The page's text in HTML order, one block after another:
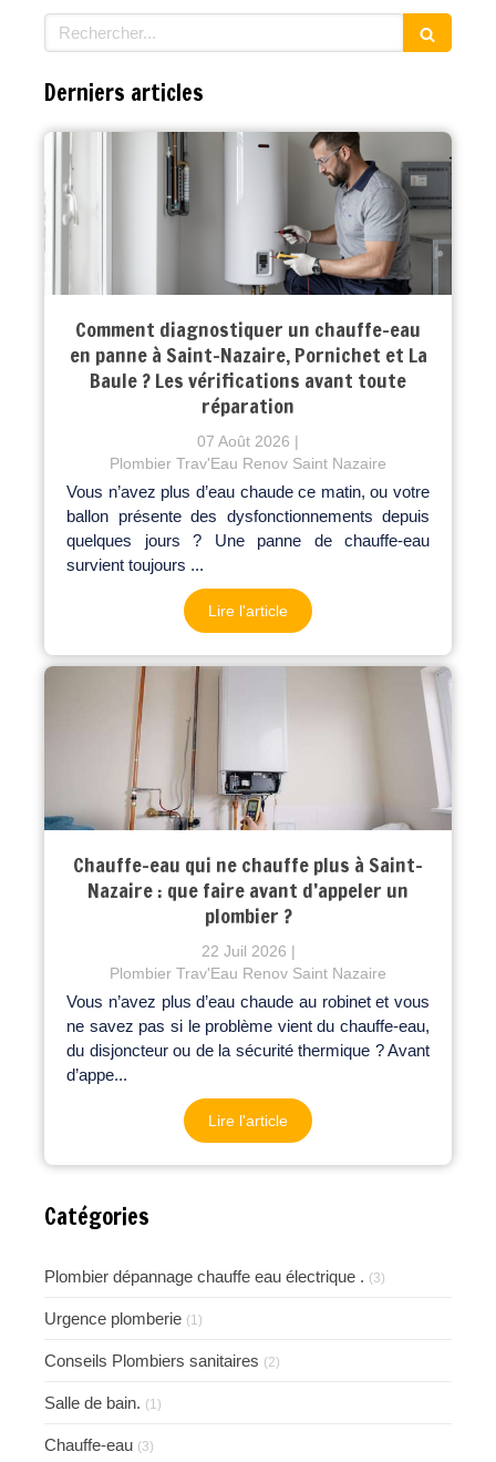
Rechercher
Derniers articles
Comment diagnostiquer un chauffe-eau
en panne à Saint-Nazaire, Pornichet et La
Baule ? Les vérifications avant toute
réparation
07 Août 2026
Plombier Trav'Eau Renov Saint Nazaire
Vous n’avez plus d’eau chaude ce matin, ou votre
ballon présente des dysfonctionnements depuis
quelques jours ? Une panne de chauffe-eau
survient toujours ...
Lire l'article
Chauffe-eau qui ne chauffe plus à Saint-
Nazaire : que faire avant d’appeler un
plombier ?
22 Juil 2026
Plombier Trav'Eau Renov Saint Nazaire
Vous n’avez plus d’eau chaude au robinet et vous
ne savez pas si le problème vient du chauffe-eau,
du disjoncteur ou de la sécurité thermique ? Avant
d’appe...
Lire l'article
Catégories
Plombier dépannage chauffe eau électrique . (3)
Urgence plomberie (1)
Conseils Plombiers sanitaires (2)
Salle de bain. (1)
Chauffe-eau (3)